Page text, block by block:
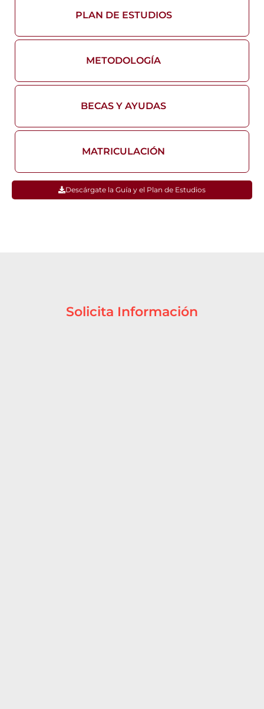
PLAN DE ESTUDIOS
METODOLOGÍA
BECAS Y AYUDAS
MATRICULACIÓN
Descárgate la Guía y el Plan de Estudios
Solicita Información